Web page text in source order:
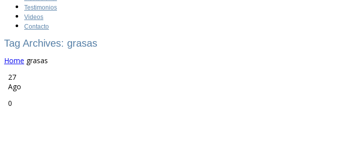
Testimonios
Videos
Contacto
Tag Archives: grasas
Home grasas
27
Ago
0